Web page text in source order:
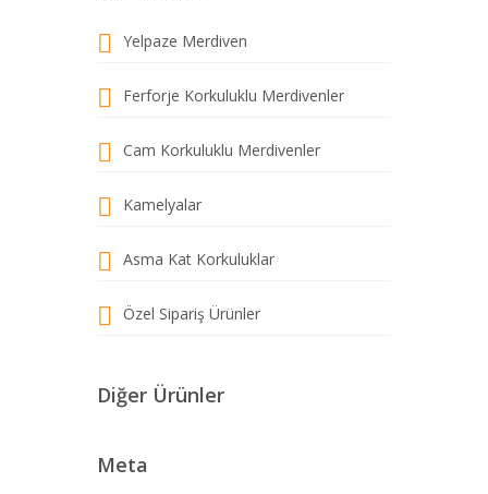
Yelpaze Merdiven
Ferforje Korkuluklu Merdivenler
Cam Korkuluklu Merdivenler
Kamelyalar
Asma Kat Korkuluklar
Özel Sipariş Ürünler
Diğer Ürünler
Meta